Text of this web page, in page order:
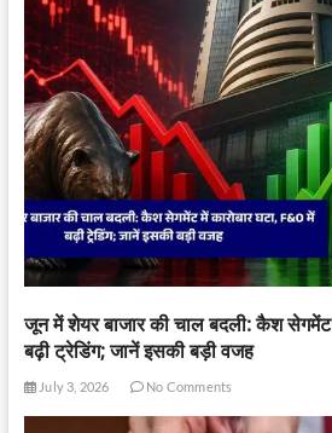
जून में शेयर बाजार की चाल बदली: कैश सेगमेंट
बढ़ी ट्रेडिंग; जानें इसकी बड़ी वजह
July 3, 2026 No Comments